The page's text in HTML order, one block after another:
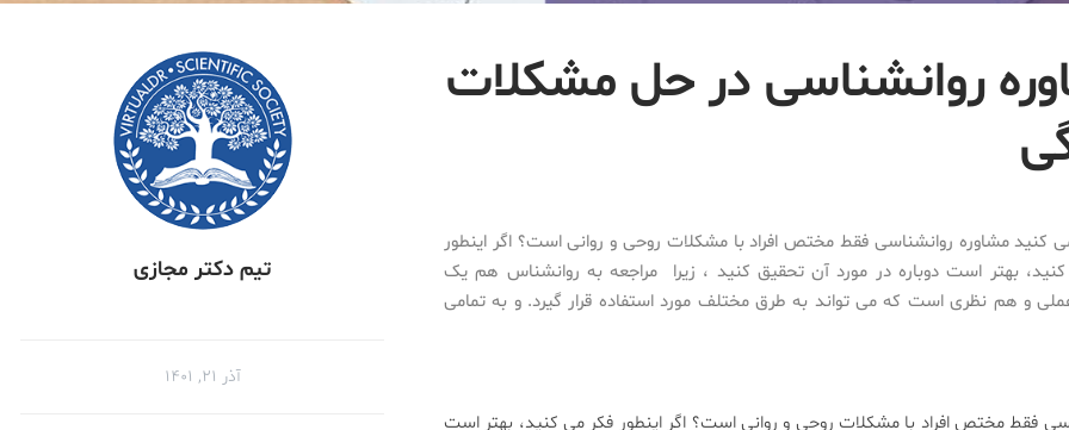
روانشناسی در حل مشکلات
کنید مشاوره روانشناسی فقط مختص افراد با مشکلات روحی و روانی است؟ اگر اینطور
بهتر است دوباره در مورد آن تحقیق کنید ، زیرا مراجعه به روانشناس هم یک
و هم نظری است که می تواند به طرق مختلف مورد استفاده قرار گیرد. و به تمامی
فقط مختص افراد با مشکلات روحی و روانی است؟ اگر اینطور فکر می کنید، بهتر است
تیم دکتر مجازی
آذر ۲۱, ۱۴۰۱